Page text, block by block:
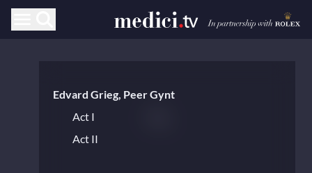
Edvard Grieg, Peer Gynt
Act I
Act II